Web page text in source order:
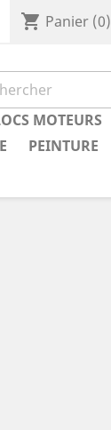
shopping_cart Panier (0)
MOTEURS
PEINTURE